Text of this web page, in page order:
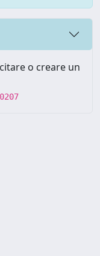
o creare un